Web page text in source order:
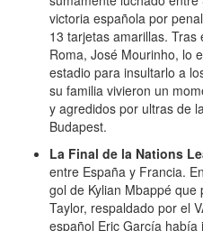
victoria española por
13 tarjetas amarillas.
Roma, José Mourinho, lo
estadio para insultarlo a
su familia vivieron un
y agredidos por ultras de
Budapest.
La Final de la Nations
entre España y Francia.
gol de Kylian Mbappé
Taylor, respaldado por el
español Eric García